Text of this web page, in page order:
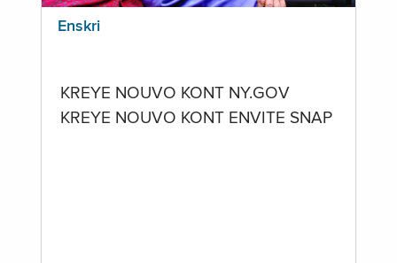
Enskri
KREYE NOUVO KONT NY.GOV
KREYE NOUVO KONT ENVITE SNAP